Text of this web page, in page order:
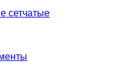
сетчатые